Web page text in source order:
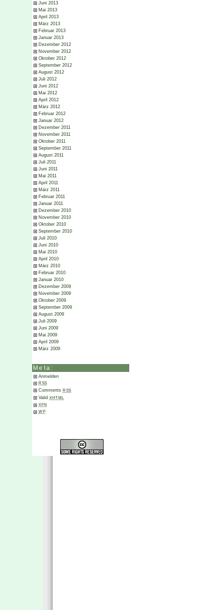
Juni 2013
Mai 2013
April 2013
März 2013
Februar 2013
Januar 2013
Dezember 2012
November 2012
Oktober 2012
September 2012
August 2012
Juli 2012
Juni 2012
Mai 2012
April 2012
März 2012
Februar 2012
Januar 2012
Dezember 2011
November 2011
Oktober 2011
September 2011
August 2011
Juli 2011
Juni 2011
Mai 2011
April 2011
März 2011
Februar 2011
Januar 2011
Dezember 2010
November 2010
Oktober 2010
September 2010
Juli 2010
Juni 2010
Mai 2010
April 2010
März 2010
Februar 2010
Januar 2010
Dezember 2009
November 2009
Oktober 2009
September 2009
August 2009
Juli 2009
Juni 2009
Mai 2009
April 2009
März 2009
Meta:
Anmelden
RSS
Comments RSS
Valid XHTML
XFN
WP